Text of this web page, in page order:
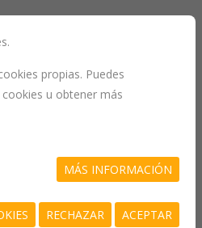
inicio
somos
propias. Puedes
u obtener más
MÁS INFORMACIÓN
RECHAZAR ACEPTAR